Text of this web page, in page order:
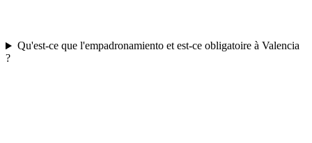
Qu'est-ce que l'empadronamiento et est-ce obligatoire à Valencia
?